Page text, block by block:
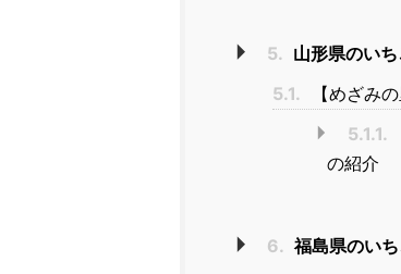
5. 山形県のい
5.1.
【めざみ
5.1.1.
の紹介
6. 福島県のい